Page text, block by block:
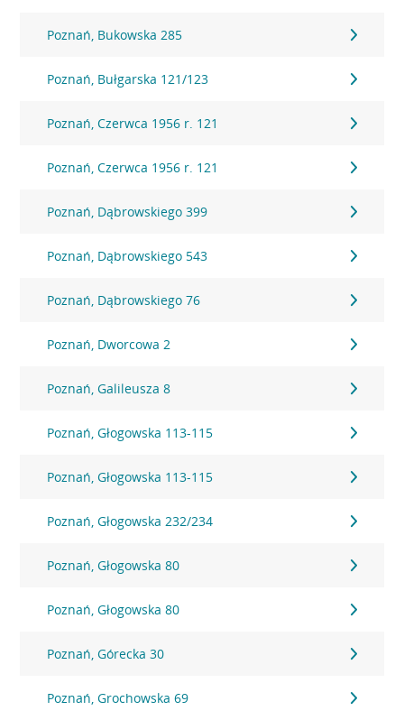
Poznań, Bukowska 285
Poznań, Bułgarska 121/123
Poznań, Czerwca 1956 r. 121
Poznań, Czerwca 1956 r. 121
Poznań, Dąbrowskiego 399
Poznań, Dąbrowskiego 543
Poznań, Dąbrowskiego 76
Poznań, Dworcowa 2
Poznań, Galileusza 8
Poznań, Głogowska 113-115
Poznań, Głogowska 113-115
Poznań, Głogowska 232/234
Poznań, Głogowska 80
Poznań, Głogowska 80
Poznań, Górecka 30
Poznań, Grochowska 69